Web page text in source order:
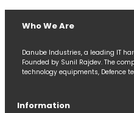
Who We Are
Danube Industries, a leading IT
Founded by Sunil Rajdev. The
technology equipments, Defence
Information